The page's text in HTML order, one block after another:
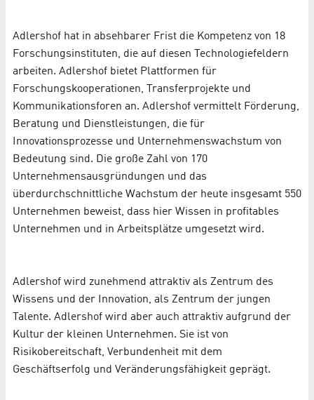
Adlershof hat in absehbarer Frist die Kompetenz von 18
Forschungsinstituten, die auf diesen Technologiefeldern
arbeiten. Adlershof bietet Plattformen für
Forschungskooperationen, Transferprojekte und
Kommunikationsforen an. Adlershof vermittelt Förderung,
Beratung und Dienstleistungen, die für
Innovationsprozesse und Unternehmenswachstum von
Bedeutung sind. Die große Zahl von 170
Unternehmensausgründungen und das
überdurchschnittliche Wachstum der heute insgesamt 550
Unternehmen beweist, dass hier Wissen in profitables
Unternehmen und in Arbeitsplätze umgesetzt wird.
Adlershof wird zunehmend attraktiv als Zentrum des
Wissens und der Innovation, als Zentrum der jungen
Talente. Adlershof wird aber auch attraktiv aufgrund der
Kultur der kleinen Unternehmen. Sie ist von
Risikobereitschaft, Verbundenheit mit dem
Geschäftserfolg und Veränderungsfähigkeit geprägt.